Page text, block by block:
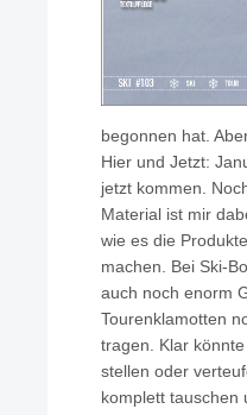
begonnen hat.
Hier und Jetzt:
jetzt kommen.
Material ist mir
wie es die
machen. Bei Ski-
auch noch enorm
Tourenklamotten
tragen. Klar
stellen oder
komplett tauschen